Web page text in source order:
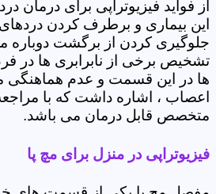
از فواید فیزیوتراپی برای درمان
این بیماری و برطرف کردن
جلوگیری کردن از برگشت دوباره
تشخیص برخی از نابرابری ها در
ها در این قسمت و عدم هماهنگی
اعصاب ، اشاره داشت که با
متخصص قابل درمان می باشد.
فیزیوتراپی در منزل برای مچ پا